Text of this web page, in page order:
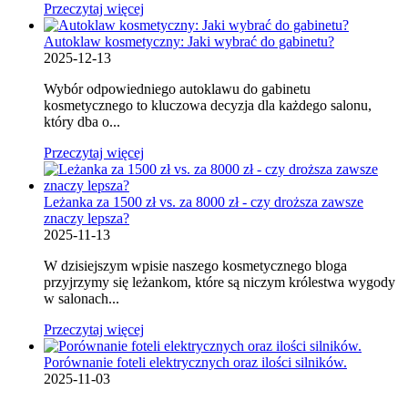
Przeczytaj więcej
Autoklaw kosmetyczny: Jaki wybrać do gabinetu?
2025-12-13
Wybór odpowiedniego autoklawu do gabinetu
kosmetycznego to kluczowa decyzja dla każdego salonu,
który dba o...
Przeczytaj więcej
Leżanka za 1500 zł vs. za 8000 zł - czy droższa zawsze
znaczy lepsza?
2025-11-13
W dzisiejszym wpisie naszego kosmetycznego bloga
przyjrzymy się leżankom, które są niczym królestwa wygody
w salonach...
Przeczytaj więcej
Porównanie foteli elektrycznych oraz ilości silników.
2025-11-03